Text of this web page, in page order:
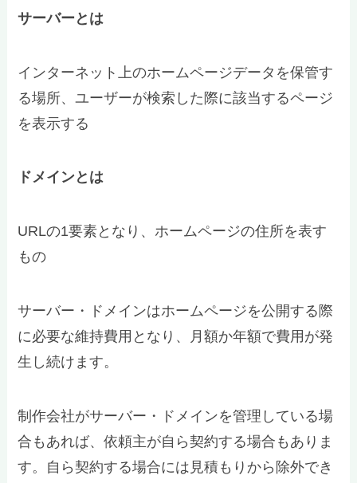
サーバーとは
インターネット上のホームページデータを保管す
る場所、ユーザーが検索した際に該当するページ
を表示する
ドメインとは
URLの1要素となり、ホームページの住所を表す
もの
サーバー・ドメインはホームページを公開する際
に必要な維持費用となり、月額か年額で費用が発
生し続けます。
制作会社がサーバー・ドメインを管理している場
合もあれば、依頼主が自ら契約する場合もありま
す。自ら契約する場合には見積もりから除外でき